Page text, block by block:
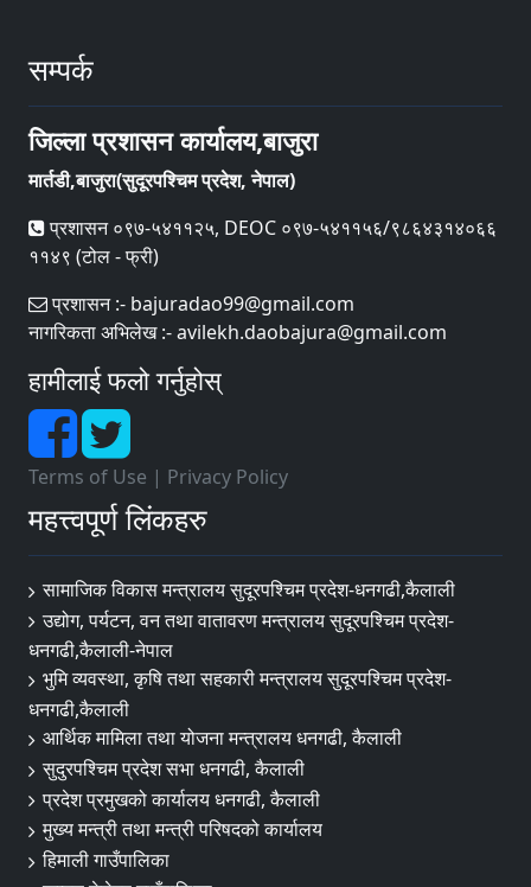
सम्पर्क
जिल्ला प्रशासन कार्यालय,बाजुरा
मार्तडी,बाजुरा(सुदूरपश्चिम प्रदेश, नेपाल)
प्रशासन ०९७-५४११२५, DEOC ०९७-५४११५६/९८६४३१४०६६
११४९ (टोल - फ्री)
प्रशासन :- bajuradao99@gmail.com
नागरिकता अभिलेख :- avilekh.daobajura@gmail.com
हामीलाई फलो गर्नुहोस्
Terms of Use | Privacy Policy
महत्त्वपूर्ण लिंकहरु
सामाजिक विकास मन्त्रालय सुदूरपश्चिम प्रदेश-धनगढी,कैलाली
उद्योग, पर्यटन, वन तथा वातावरण मन्त्रालय सुदूरपश्चिम प्रदेश-
धनगढी,कैलाली-नेपाल
भुमि व्यवस्था, कृषि तथा सहकारी मन्त्रालय सुदूरपश्चिम प्रदेश-
धनगढी,कैलाली
आर्थिक मामिला तथा योजना मन्त्रालय धनगढी, कैलाली
सुदुरपश्चिम प्रदेश सभा धनगढी, कैलाली
प्रदेश प्रमुखको कार्यालय धनगढी, कैलाली
मुख्य मन्त्री तथा मन्त्री परिषदको कार्यालय
हिमाली गाउँपालिका